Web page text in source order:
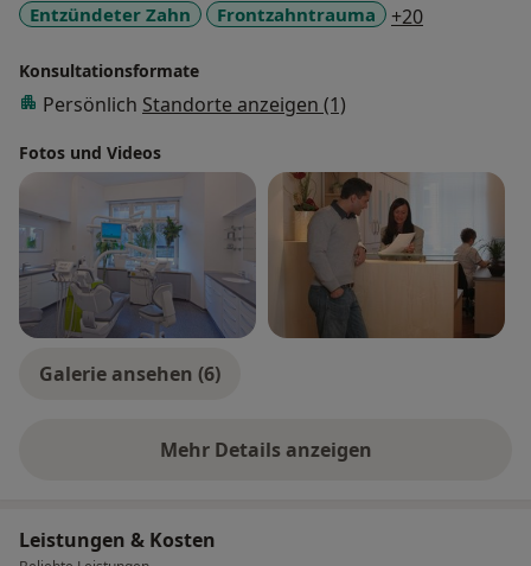
Entzündeter Zahn
Frontzahntrauma +20
Konsultationsformate
Persönlich Standorte anzeigen (1)
Fotos und Videos
Galerie ansehen (6)
Mehr Details anzeigen
über Erfahrungen
Leistungen & Kosten